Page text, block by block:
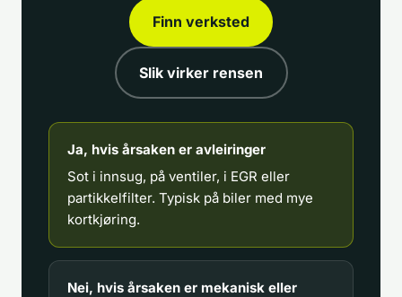
Finn verksted
Slik virker rensen
Ja, hvis årsaken er avleiringer
Sot i innsug, på ventiler, i EGR eller
partikkelfilter. Typisk på biler med mye
kortkjøring.
Nei, hvis årsaken er mekanisk eller